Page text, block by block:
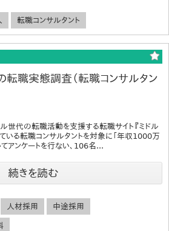
転職コンサルタント
職実態調査（転職コンサルタン
世代の転職活動を支援する転職サイト『ミドル
いる転職コンサルタントを対象に「年収1000万
アンケートを行ない、106名...
続きを読む
人材採用 中途採用